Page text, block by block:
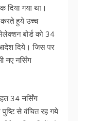
दिया गया था।
करते हुये उच्च
बोर्ड को 34
दिये। जिस पर
नए नर्सिंग
34 नर्सिंग
पुष्टि से वंचित रह गये